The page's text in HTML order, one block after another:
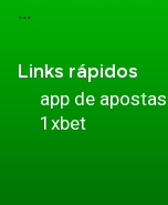
...
Links rápidos
app de apostas
1xbet